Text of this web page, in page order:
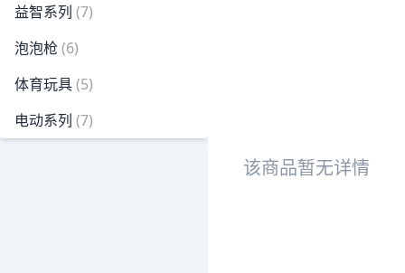
益智系列 (7)
泡泡枪 (6)
体育玩具(5)
电动系列 (7)
该商品暂无详情